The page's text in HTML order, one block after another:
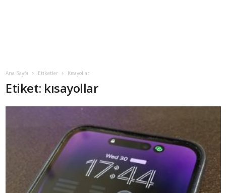
Ana Sayfa Etiketler Kısayollar
Etiket: kısayollar